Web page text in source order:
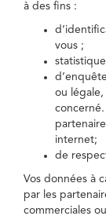
à des fins :
vous ;
ou légale,
concerné.
internet;
de
Vos données à
par les
commerciales